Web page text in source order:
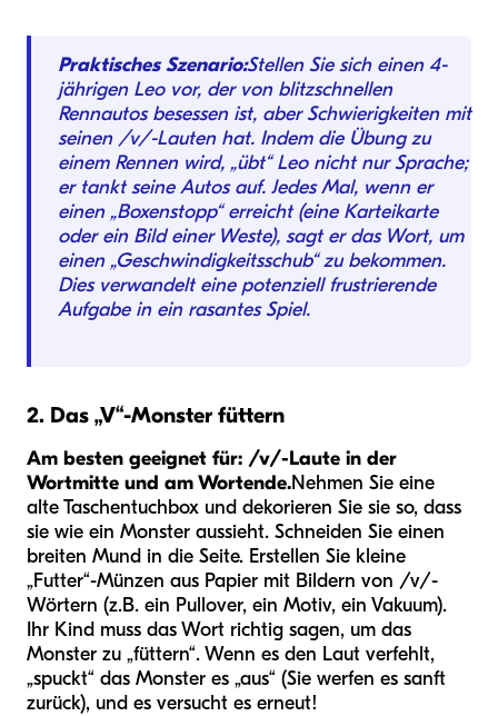
Praktisches Szenario:Stellen Sie sich einen 4-
jährigen Leo vor, der von blitzschnellen
Rennautos besessen ist, aber Schwierigkeiten mit
seinen /v/-Lauten hat. Indem die Übung zu
einem Rennen wird, „übt“ Leo nicht nur Sprache;
er tankt seine Autos auf. Jedes Mal, wenn er
einen „Boxenstopp“ erreicht (eine Karteikarte
oder ein Bild einer Weste), sagt er das Wort, um
einen „Geschwindigkeitsschub“ zu bekommen.
Dies verwandelt eine potenziell frustrierende
Aufgabe in ein rasantes Spiel.
2. Das „V“-Monster füttern
Am besten geeignet für: /v/-Laute in der
Wortmitte und am Wortende.Nehmen Sie eine
alte Taschentuchbox und dekorieren Sie sie so, dass
sie wie ein Monster aussieht. Schneiden Sie einen
breiten Mund in die Seite. Erstellen Sie kleine
„Futter“-Münzen aus Papier mit Bildern von /v/-
Wörtern (z.B. ein Pullover, ein Motiv, ein Vakuum).
Ihr Kind muss das Wort richtig sagen, um das
Monster zu „füttern“. Wenn es den Laut verfehlt,
„spuckt“ das Monster es „aus“ (Sie werfen es sanft
zurück), und es versucht es erneut!